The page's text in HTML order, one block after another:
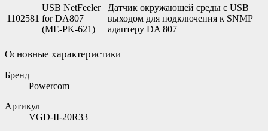
1102581
USB NetFeeler
for DA807
(ME-PK-621)
Датчик окружающей среды с USB
выходом для подключения к SNMP
адаптеру DA 807
Основные характеристики
Бренд
Powercom
Артикул
VGD-II-20R33